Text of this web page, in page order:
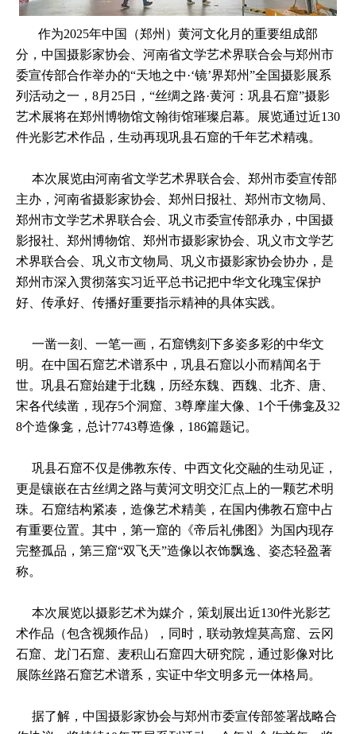
作为2025年中国（郑州）黄河文化月的重要组成部
分，中国摄影家协会、河南省文学艺术界联合会与郑州市
委宣传部合作举办的“天地之中·‘镜’界郑州”全国摄影展系
列活动之一，8月25日，“丝绸之路·黄河：巩县石窟”摄影
艺术展将在郑州博物馆文翰街馆璀璨启幕。展览通过近130
件光影艺术作品，生动再现巩县石窟的千年艺术精魂。
本次展览由河南省文学艺术界联合会、郑州市委宣传部
主办，河南省摄影家协会、郑州日报社、郑州市文物局、
郑州市文学艺术界联合会、巩义市委宣传部承办，中国摄
影报社、郑州博物馆、郑州市摄影家协会、巩义市文学艺
术界联合会、巩义市文物局、巩义市摄影家协会协办，是
郑州市深入贯彻落实习近平总书记把中华文化瑰宝保护
好、传承好、传播好重要指示精神的具体实践。
一凿一刻、一笔一画，石窟镌刻下多姿多彩的中华文
明。在中国石窟艺术谱系中，巩县石窟以小而精闻名于
世。巩县石窟始建于北魏，历经东魏、西魏、北齐、唐、
宋各代续凿，现存5个洞窟、3尊摩崖大像、1个千佛龛及32
8个造像龛，总计7743尊造像，186篇题记。
巩县石窟不仅是佛教东传、中西文化交融的生动见证，
更是镶嵌在古丝绸之路与黄河文明交汇点上的一颗艺术明
珠。石窟结构紧凑，造像艺术精美，在国内佛教石窟中占
有重要位置。其中，第一窟的《帝后礼佛图》为国内现存
完整孤品，第三窟“双飞天”造像以衣饰飘逸、姿态轻盈著
称。
本次展览以摄影艺术为媒介，策划展出近130件光影艺
术作品（包含视频作品），同时，联动敦煌莫高窟、云冈
石窟、龙门石窟、麦积山石窟四大研究院，通过影像对比
展陈丝路石窟艺术谱系，实证中华文明多元一体格局。
据了解，中国摄影家协会与郑州市委宣传部签署战略合